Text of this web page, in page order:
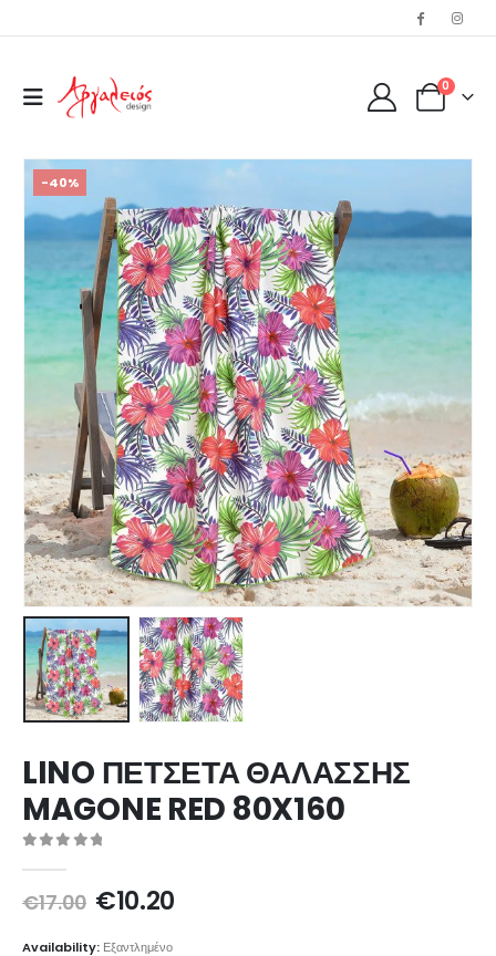
0
-40%
LINO ΠΕΤΣΕΤΑ ΘΑΛΑΣΣΗΣ
MAGONE RED 80X160
€17.00 Original
€10.20Η
Availability: Εξαντλημένο